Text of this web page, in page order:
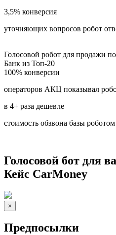
3,5% конверсия
уточняющих вопросов робот
Голосовой робот для продажи
Банк из Топ-20
100% конверсии
операторов АКЦ показывал
в 4+ раза дешевле
стоимость обзвона базы
Голосовой бот для
Кейс СarMoney
×
Предпосылки